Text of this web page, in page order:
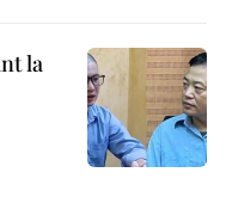
la